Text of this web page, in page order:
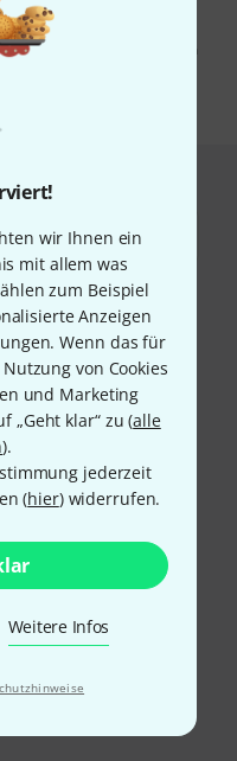
wir Ihnen ein
mit allem was
zum Beispiel
Anzeigen
Wenn das für
von Cookies
und Marketing
„Geht klar“ zu (alle
).
jederzeit
(hier) widerrufen.
Weitere Infos
Sie dem Erhalt von E-Mail-
Nutzungsverhaltens zu. Die
Informationen finden Sie in
per Nachnahme,
Sofort bezahlen,